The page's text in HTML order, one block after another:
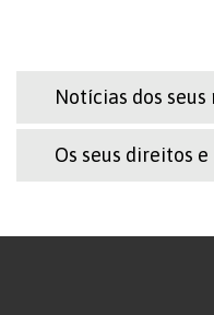
Notícias dos
Os seus direitos